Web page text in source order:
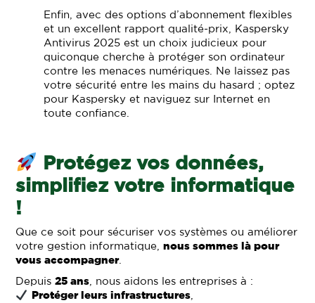
Enfin, avec des options d’abonnement flexibles
et un excellent rapport qualité-prix, Kaspersky
Antivirus 2025 est un choix judicieux pour
quiconque cherche à protéger son ordinateur
contre les menaces numériques. Ne laissez pas
votre sécurité entre les mains du hasard ; optez
pour Kaspersky et naviguez sur Internet en
toute confiance.
Protégez vos données,
simplifiez votre informatique
!
Que ce soit pour sécuriser vos systèmes ou améliorer
votre gestion informatique,nous sommes là pour
vous accompagner.
Depuis25 ans, nous aidons les entreprises à :
Protéger leurs infrastructures,